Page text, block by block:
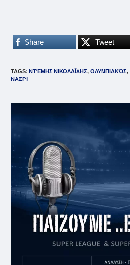
Share Tweet
TAGS: ΝΤΈΜΗΣ ΝΙΚΟΛΑΪ́ΔΗΣ , ΟΛΥΜΠΙΑΚΌΣ,
ΝΑΣΡΊ